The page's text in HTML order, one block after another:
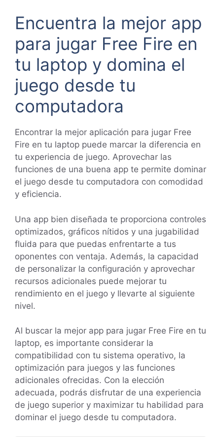
Encuentra la mejor app
para jugar Free Fire en
tu laptop y domina el
juego desde tu
computadora
Encontrar la mejor aplicación para jugar Free
Fire en tu laptop puede marcar la diferencia en
tu experiencia de juego. Aprovechar las
funciones de una buena app te permite dominar
el juego desde tu computadora con comodidad
y eficiencia.
Una app bien diseñada te proporciona controles
optimizados, gráficos nítidos y una jugabilidad
fluida para que puedas enfrentarte a tus
oponentes con ventaja. Además, la capacidad
de personalizar la configuración y aprovechar
recursos adicionales puede mejorar tu
rendimiento en el juego y llevarte al siguiente
nivel.
Al buscar la mejor app para jugar Free Fire en tu
laptop, es importante considerar la
compatibilidad con tu sistema operativo, la
optimización para juegos y las funciones
adicionales ofrecidas. Con la elección
adecuada, podrás disfrutar de una experiencia
de juego superior y maximizar tu habilidad para
dominar el juego desde tu computadora.